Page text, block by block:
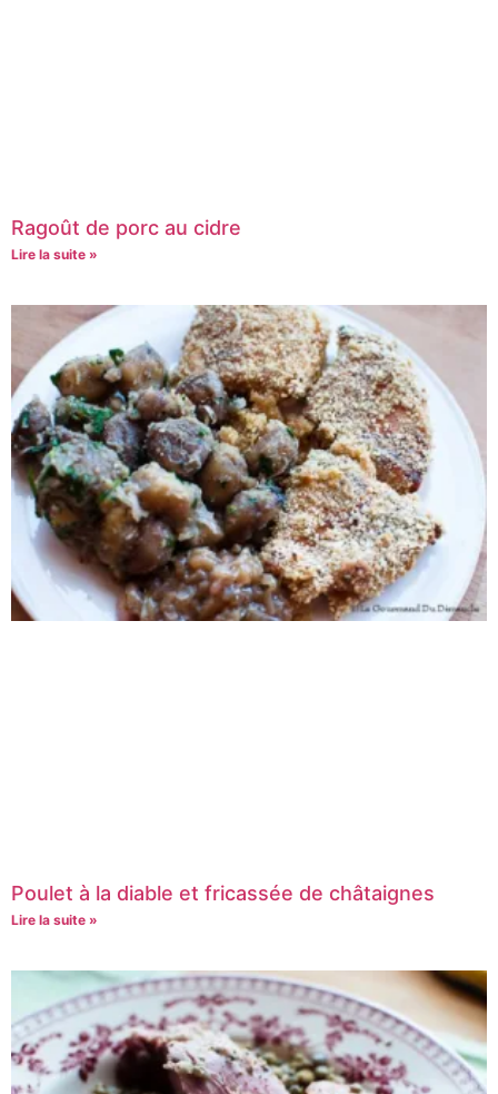
Ragoût de porc au cidre
Lire la suite »
Poulet à la diable et fricassée de châtaignes
Lire la suite »